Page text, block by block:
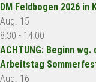
DM Feldbogen 2026 in
Aug. 15
8:30 - 14:00
ACHTUNG: Beginn
Arbeitstag
Aug. 16